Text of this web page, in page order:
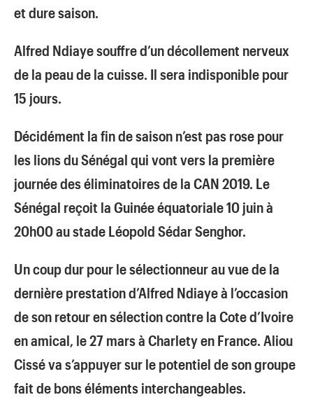
et dure saison.
Alfred Ndiaye souffre d’un décollement nerveux
de la peau de la cuisse. Il sera indisponible pour
15 jours.
Décidément la fin de saison n’est pas rose pour
les lions du Sénégal qui vont vers la première
journée des éliminatoires de la CAN 2019. Le
Sénégal reçoit la Guinée équatoriale 10 juin à
20h00 au stade Léopold Sédar Senghor.
Un coup dur pour le sélectionneur au vue de la
dernière prestation d’Alfred Ndiaye à l’occasion
de son retour en sélection contre la Cote d’Ivoire
en amical, le 27 mars à Charlety en France. Aliou
Cissé va s’appuyer sur le potentiel de son groupe
fait de bons éléments interchangeables.